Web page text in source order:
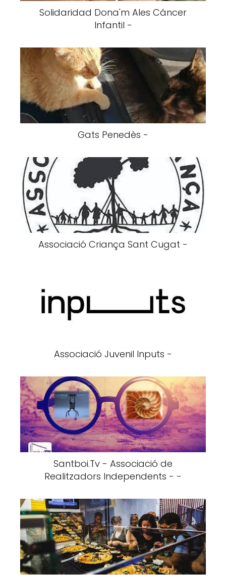
Solidaridad Dona'm Ales Cáncer
Infantil -
Gats Penedès -
Associació Criança Sant Cugat -
Associació Juvenil Inputs -
Santboi.Tv - Associació de
Realitzadors Independents - -